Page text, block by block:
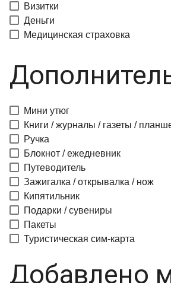
Визитки
Деньги
Медицинская страховка
Мини утюг
Книги / журналы / газеты /
Ручка
Блокнот / ежедневник
Путеводитель
Зажигалка / открывалка / нож
Кипятильник
Подарки / сувениры
Пакеты
Туристическая сим-карта
Добавлено